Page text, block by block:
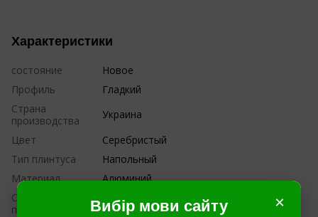
Характеристики
состояние
Новое
Профиль
Гладкий
Страна
производства
Украина
Цвет
Серебристый
Тип плинтуса
Напольный
Материал
Алюминий
Страна
производитель
Украина
Вибір мови сайту ×